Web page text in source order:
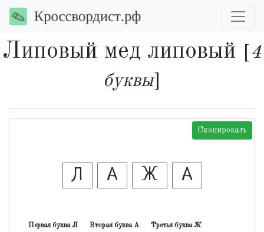
Липовый мед липовый
4
буквы]
Скопировать
Л А Ж А
Первая буква Л Вторая буква А Третья буква Ж